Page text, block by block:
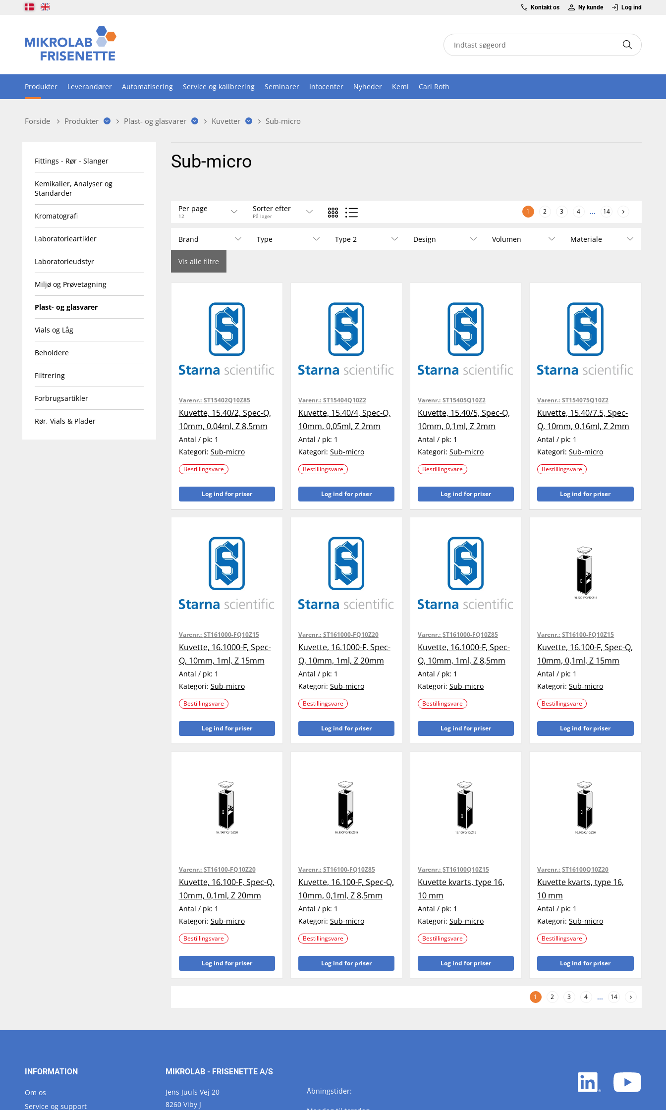
Kontakt os Ny kunde Log ind
Produkter Leverandører Automatisering Service og kalibrering Seminarer Infocenter Nyheder Kemi Carl Roth
Forside Produkter Plast- og glasvarer Kuvetter Sub-micro
Fittings - Rør - Slanger
Kemikalier, Analyser og
Standarder
Kromatografi
Laboratorieartikler
Laboratorieudstyr
Miljø og Prøvetagning
Plast- og glasvarer
Vials og Låg
Beholdere
Filtrering
Forbrugsartikler
Rør, Vials & Plader
Sub-micro
Per page
12
Sorter efter
På lager
1 2 3 4 ... 14
Brand Type Type 2 Design Volumen Materiale
Vis alle filtre
Varenr.: ST15402Q10Z85
Kuvette, 15.40/2, Spec-Q,
10mm, 0,04ml, Z 8,5mm
Antal / pk: 1
Kategori: Sub-micro
Bestillingsvare
Log ind for priser
Varenr.: ST15404Q10Z2
Kuvette, 15.40/4, Spec-Q,
10mm, 0,05ml, Z 2mm
Antal / pk: 1
Kategori: Sub-micro
Bestillingsvare
Log ind for priser
Varenr.: ST15405Q10Z2
Kuvette, 15.40/5, Spec-Q,
10mm, 0,1ml, Z 2mm
Antal / pk: 1
Kategori: Sub-micro
Bestillingsvare
Log ind for priser
Varenr.: ST154075Q10Z2
Kuvette, 15.40/7.5, Spec-
Q, 10mm, 0,16ml, Z 2mm
Antal / pk: 1
Kategori:Sub-micro
Bestillingsvare
Log ind for priser
Varenr.: ST161000-FQ10Z15
Kuvette, 16.1000-F, Spec-
Q, 10mm, 1ml, Z 15mm
Antal / pk: 1
Kategori: Sub-micro
Bestillingsvare
Log ind for priser
Varenr.: ST161000-FQ10Z20
Kuvette, 16.1000-F, Spec-
Q, 10mm, 1ml, Z 20mm
Antal / pk: 1
Kategori: Sub-micro
Bestillingsvare
Log ind for priser
Varenr.: ST161000-FQ10Z85
Kuvette, 16.1000-F, Spec-
Q, 10mm, 1ml, Z 8,5mm
Antal / pk: 1
Kategori: Sub-micro
Bestillingsvare
Log ind for priser
Varenr.: ST16100-FQ10Z15
Kuvette, 16.100-F, Spec-Q,
10mm, 0,1ml, Z 15mm
Antal / pk: 1
Kategori:Sub-micro
Bestillingsvare
Log ind for priser
Varenr.: ST16100-FQ10Z20
Kuvette, 16.100-F, Spec-Q,
10mm, 0,1ml, Z 20mm
Antal / pk: 1
Kategori: Sub-micro
Bestillingsvare
Log ind for priser
Varenr.: ST16100-FQ10Z85
Kuvette, 16.100-F, Spec-Q,
10mm, 0,1ml, Z 8,5mm
Antal / pk: 1
Kategori: Sub-micro
Bestillingsvare
Log ind for priser
Varenr.: ST16100Q10Z15
Kuvette kvarts, type 16,
10 mm
Antal / pk: 1
Kategori: Sub-micro
Bestillingsvare
Log ind for priser
Varenr.: ST16100Q10Z20
Kuvette kvarts, type 16,
10 mm
Antal / pk: 1
Kategori:Sub-micro
Bestillingsvare
Log ind for priser
1 2 3 4 ... 14
INFORMATION
Om os
Service og support
MIKROLAB - FRISENETTE A/S
Jens Juuls Vej 20
8260 Viby J
Åbningstider:
LinkedIn
white
white